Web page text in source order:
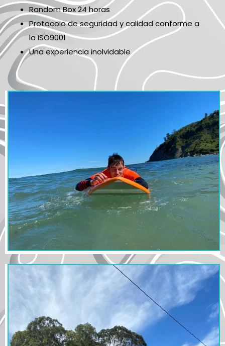
Random Box 24 horas
Protocolo de seguridad y calidad conforme a
la ISO9001
Una experiencia inolvidable